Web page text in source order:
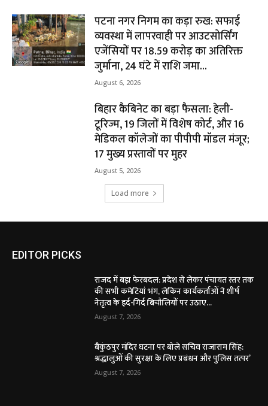
पटना नगर निगम का कड़ा रुख: सफाई
व्यवस्था में लापरवाही पर आउटसोर्सिंग
एजेंसियों पर ₹18.59 करोड़ का अतिरिक्त
जुर्माना, 24 घंटे में राशि जमा...
August 6, 2026
बिहार कैबिनेट का बड़ा फैसला: हेली-
टूरिज्म, 19 जिलों में विशेष कोर्ट, और 16
मेडिकल कॉलेजों का पीपीपी मॉडल मंजूर;
17 मुख्य प्रस्तावों पर मुहर
August 5, 2026
Load more
EDITOR PICKS
राजद में बड़ा फेरबदल: प्रदेश से लेकर पंचायत स्तर तक
की सभी कमेटियां भंग, लेकिन कार्यकर्ताओं ने शीर्ष
नेतृत्व के इर्द-गिर्द बिचौलियों पर उठाए...
August 7, 2026
बैकुंठपुर मंदिर घटना पर बोले सचिव राजाराम सिंह:
श्रद्धालुओं की सुरक्षा के लिए प्रबंधन और पुलिस तत्पर’
August 7, 2026